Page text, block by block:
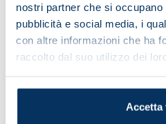
nostri partner che si occupano
pubblicità e social media, i
con altre informazioni che ha
raccolto dal suo utilizzo dei
Accetta